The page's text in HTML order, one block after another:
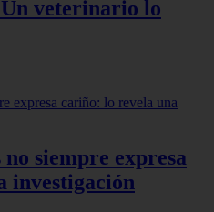
veterinario lo
siempre expresa
investigación